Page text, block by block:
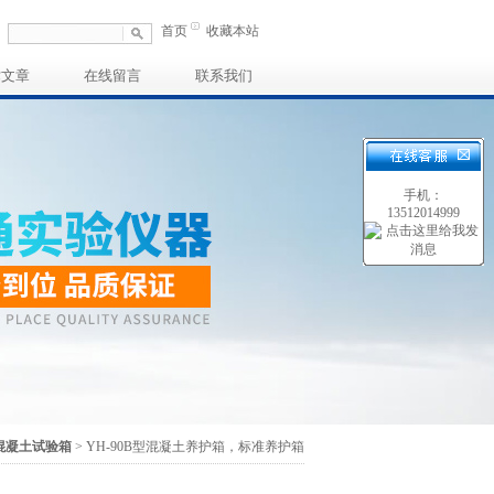
首页 收藏本站
章 在线留言 联系我们
凝土试验箱 > YH-90B型混凝土养护箱，标准养护箱
手机：
13512014999